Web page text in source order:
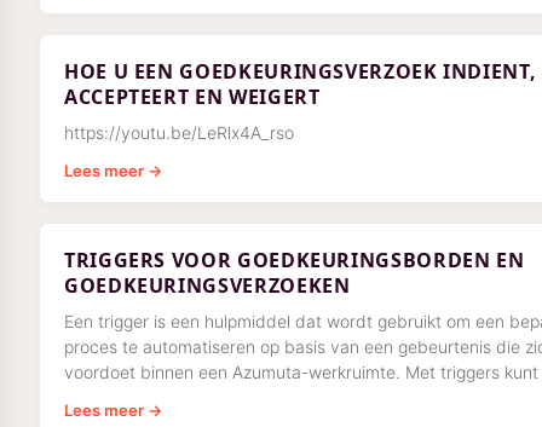
HOE U EEN GOEDKEURINGSVERZOEK INDIENT,
ACCEPTEERT EN WEIGERT
https://youtu.be/LeRlx4A_rso
Lees meer →
TRIGGERS VOOR GOEDKEURINGSBORDEN EN
GOEDKEURINGSVERZOEKEN
Een trigger is een hulpmiddel dat wordt gebruikt om een
proces te automatiseren op basis van een gebeurtenis die
voordoet binnen een Azumuta-werkruimte. Met triggers kunt
Lees meer →